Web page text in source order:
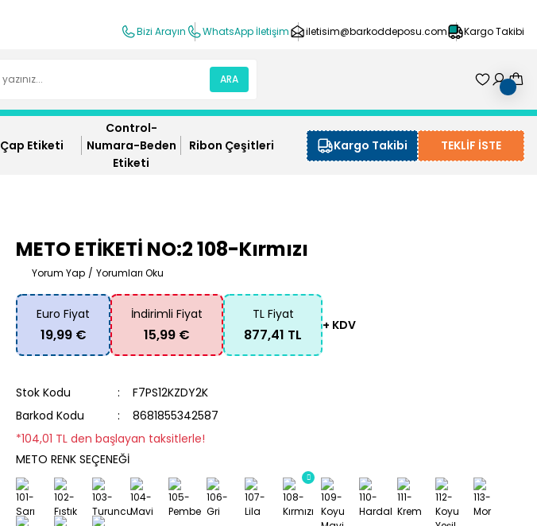
Bizi Arayın WhatsApp İletişim iletisim@barkoddeposu.com Kargo Takibi
ARA
Çap Etiketi
Control-
Numara-Beden
Etiketi
Ribon Çeşitleri Kargo Takibi TEKLİF İSTE
METO ETİKETİ NO:2 108-Kırmızı
Yorum Yap / Yorumları Oku
Euro Fiyat
19,99 €
İndirimli Fiyat
15,99 €
TL Fiyat
877,41 TL
+ KDV
Stok Kodu
F7PS12KZDY2K
Barkod Kodu
8681855342587
*104,01 TL den başlayan taksitlerle!
METO RENK SEÇENEĞİ